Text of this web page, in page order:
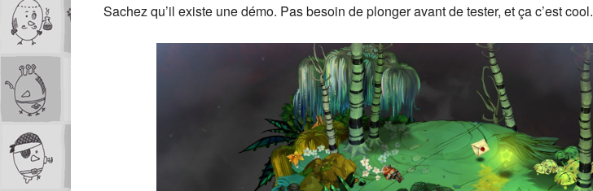
Sachez qu’il existe une démo. Pas besoin de plonger avant de tester, et ça c’est cool.